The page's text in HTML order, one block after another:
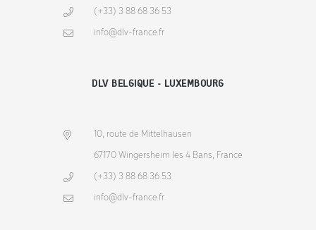
(+33) 3 88 68 36 53
info@dlv-france.fr
DLV BELGIQUE - LUXEMBOURG
10, route de Mittelhausen
67170 Wingersheim les 4 Bans, France
(+33) 3 88 68 36 53
info@dlv-france.fr